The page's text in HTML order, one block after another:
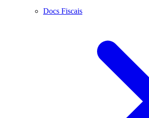
Docs Fiscais